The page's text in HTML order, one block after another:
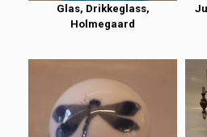
Glas, Drikkeglass,
Holmegaard